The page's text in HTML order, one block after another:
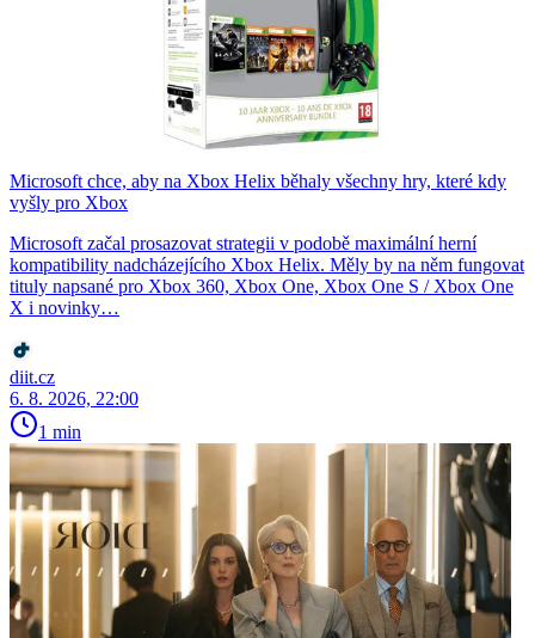
Microsoft chce, aby na Xbox Helix běhaly všechny hry, které kdy
vyšly pro Xbox
Microsoft začal prosazovat strategii v podobě maximální herní
kompatibility nadcházejícího Xbox Helix. Měly by na něm fungovat
tituly napsané pro Xbox 360, Xbox One, Xbox One S / Xbox One
X i novinky…
diit.cz
6. 8. 2026, 22:00
1 min